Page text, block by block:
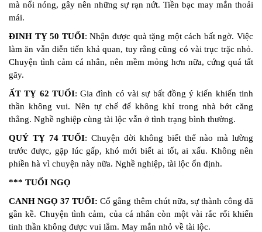
mà nổi nóng, gây nên những sự rạn nứt. Tiền bạc may mắn thoải
mái.
ĐINH TỴ 50 TUỔI: Nhận được quà tặng một cách bất ngờ. Việc
làm ăn vẫn diễn tiến khả quan, tuy rằng cũng có vài trục trặc nhỏ.
Chuyện tình cảm cá nhân, nên mềm mỏng hơn nữa, cứng quá tất
gãy.
ẤT TỴ 62 TUỔI: Gia đình có vài sự bất đồng ý kiến khiến tinh
thần không vui. Nên tự chế để không khí trong nhà bớt căng
thẳng. Nghề nghiệp cùng tài lộc vẫn ở tình trạng bình thường.
QUÝ TỴ 74 TUỔI: Chuyện đời không biết thế nào mà lường
trước được, gặp lúc gấp, khó mới biết ai tốt, ai xấu. Không nên
phiền hà vì chuyện này nữa. Nghề nghiệp, tài lộc ổn định.
*** TUỔI NGỌ
CANH NGỌ 37 TUỔI: Cố gắng thêm chút nữa, sự thành công đã
gần kề. Chuyện tình cảm, của cá nhân còn một vài rắc rối khiến
tinh thần không được vui lắm. May mắn nhỏ về tài lộc.